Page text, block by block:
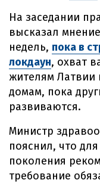
На заседании
высказал
недель, пока в
локдаун, охват
жителям Латвии
домам, пока
развиваются.
Министр
пояснил, что
поколения
требование